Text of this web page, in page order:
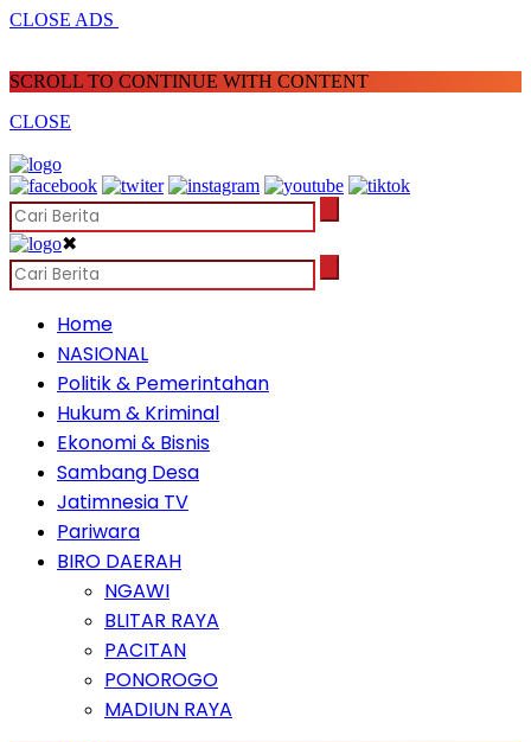
CLOSE ADS
SCROLL TO CONTINUE WITH CONTENT
CLOSE
✖
Home
NASIONAL
Politik & Pemerintahan
Hukum & Kriminal
Ekonomi & Bisnis
Sambang Desa
Jatimnesia TV
Pariwara
BIRO DAERAH
NGAWI
BLITAR RAYA
PACITAN
PONOROGO
MADIUN RAYA